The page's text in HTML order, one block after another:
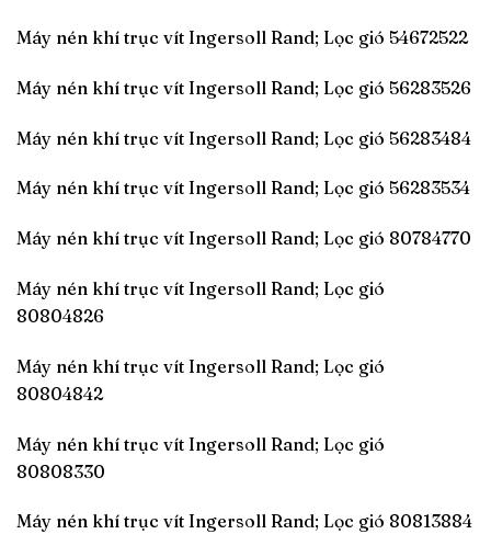
Máy nén khí trục vít Ingersoll Rand; Lọc gió 54672522
Máy nén khí trục vít Ingersoll Rand; Lọc gió 56283526
Máy nén khí trục vít Ingersoll Rand; Lọc gió 56283484
Máy nén khí trục vít Ingersoll Rand; Lọc gió 56283534
Máy nén khí trục vít Ingersoll Rand; Lọc gió 80784770
Máy nén khí trục vít Ingersoll Rand; Lọc gió
80804826
Máy nén khí trục vít Ingersoll Rand; Lọc gió
80804842
Máy nén khí trục vít Ingersoll Rand; Lọc gió
80808330
Máy nén khí trục vít Ingersoll Rand; Lọc gió 80813884